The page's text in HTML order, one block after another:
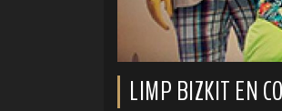
LIMP BIZKIT EN